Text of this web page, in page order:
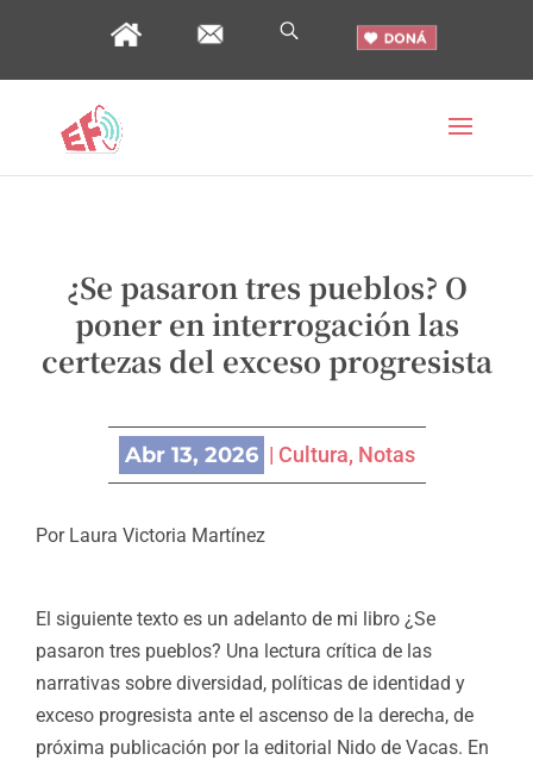
¿Se pasaron tres pueblos? O
poner en interrogación las
certezas del exceso progresista
Abr 13, 2026 | Cultura, Notas
Por Laura Victoria Martínez
El siguiente texto es un adelanto de mi libro ¿Se
pasaron tres pueblos? Una lectura crítica de las
narrativas sobre diversidad, políticas de identidad y
exceso progresista ante el ascenso de la derecha, de
próxima publicación por la editorial Nido de Vacas. En